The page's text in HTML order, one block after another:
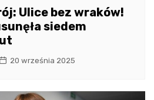
Ulice bez wraków!
siedem
20 września 2025